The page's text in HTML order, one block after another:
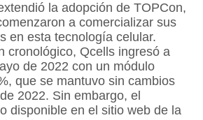
la adopción de TOPCon,
a comercializar sus
en esta tecnología celular.
cronológico, Qcells ingresó a
de 2022 con un módulo
que se mantuvo sin cambios
2022. Sin embargo, el
disponible en el sitio web de la